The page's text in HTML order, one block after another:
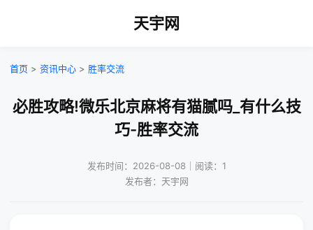
天宇网
首页 > 资讯中心 > 胜率交流
必胜攻略!微乐北京麻将有猫腻吗_有什么技
巧-胜率交流
发布时间：2026-08-08｜阅读：1
发布者：天宇网